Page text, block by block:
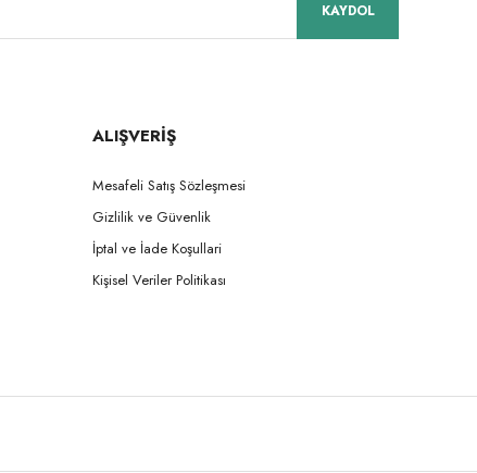
KAYDOL
ALIŞVERİŞ
Mesafeli Satış Sözleşmesi
Gizlilik ve Güvenlik
İptal ve İade Koşullari
Kişisel Veriler Politikası